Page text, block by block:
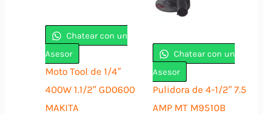
Chatear con un
Asesor
Moto Tool de 1/4″
400W 1.1/2″ GD0600
MAKITA
Chatear con un
Asesor
Pulidora de 4-1/2″ 7.5
AMP MT M9510B